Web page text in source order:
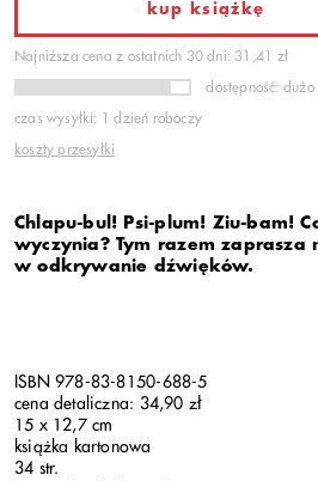
kup książkę
Najniższa cena z ostatnich 30 dni: 31,41 zł
dostępność: dużo
czas wysyłki: 1 dzień roboczy
koszty przesyłki
Chlapu-bul! Psi-plum! Ziu-bam!
wyczynia? Tym razem zaprasza
w odkrywanie dźwięków.
ISBN 978-83-8150-688-5
cena detaliczna: 34,90 zł
15 x 12,7 cm
książka kartonowa
34 str.